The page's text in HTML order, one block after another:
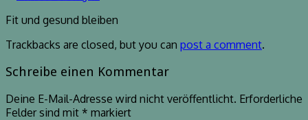
Fit und gesund bleiben
Trackbacks are closed, but you can post a comment.
Schreibe einen Kommentar
Deine E-Mail-Adresse wird nicht veröffentlicht. Erforderliche
Felder sind mit * markiert